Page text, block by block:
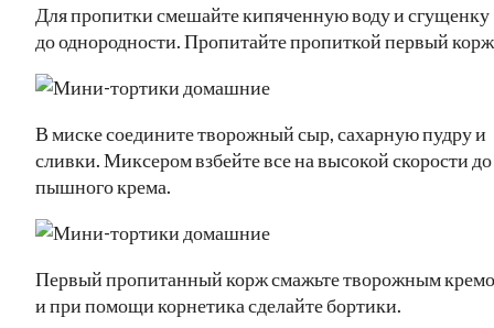
Для пропитки смешайте кипяченную воду и сгущенку
до однородности. Пропитайте пропиткой первый
В миске соедините творожный сыр, сахарную пудру и
сливки. Миксером взбейте все на высокой скорости до
пышного крема.
Первый пропитанный корж смажьте творожным
и при помощи корнетика сделайте бортики.